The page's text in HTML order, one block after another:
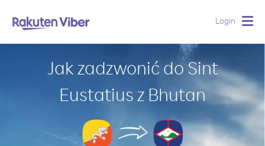
Login
Jak zadzwonić do Sint
Eustatius z Bhutan